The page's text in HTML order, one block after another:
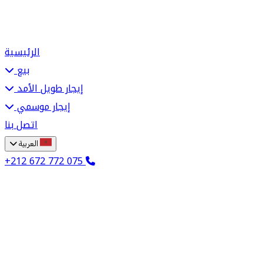
الرئيسية
بيع
إيجار طويل الأمد
إيجار موسمي
اتصل بنا
العربية
+212 672 772 075